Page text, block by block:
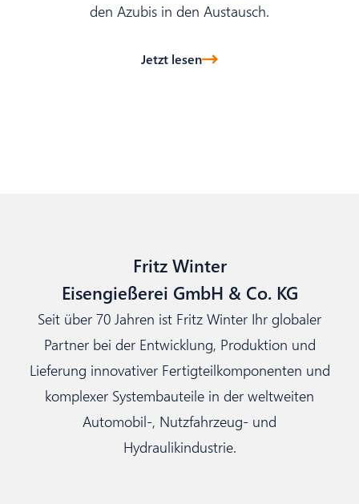
den Azubis in den Austausch.
Jetzt lesen
Fritz Winter
Eisengießerei GmbH & Co. KG
Seit über 70 Jahren ist Fritz Winter Ihr globaler
Partner bei der Entwicklung, Produktion und
Lieferung innovativer Fertigteilkomponenten und
komplexer Systembauteile in der weltweiten
Automobil-, Nutzfahrzeug- und
Hydraulikindustrie.